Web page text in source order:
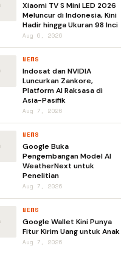
Xiaomi TV S Mini LED 2026
Meluncur di Indonesia, Kini
Hadir hingga Ukuran 98 Inci
Aug 6, 2026
NEWS
Indosat dan NVIDIA
Luncurkan Zankore,
Platform AI Raksasa di
Asia-Pasifik
Aug 7, 2026
NEWS
Google Buka
Pengembangan Model AI
WeatherNext untuk
Penelitian
Aug 7, 2026
NEWS
Google Wallet Kini Punya
Fitur Kirim Uang untuk Anak
Aug 7, 2026